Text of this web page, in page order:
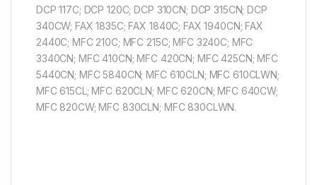
DCP 117C; DCP 120C; DCP 310CN; DCP 315CN; DCP
340CW; FAX 1835C; FAX 1840C; FAX 1940CN; FAX
2440C; MFC 210C; MFC 215C; MFC 3240C; MFC
3340CN; MFC 410CN; MFC 420CN; MFC 425CN; MFC
5440CN; MFC 5840CN; MFC 610CLN; MFC 610CLWN;
MFC 615CL; MFC 620CLN; MFC 620CN; MFC 640CW;
MFC 820CW; MFC 830CLN; MFC 830CLWN.